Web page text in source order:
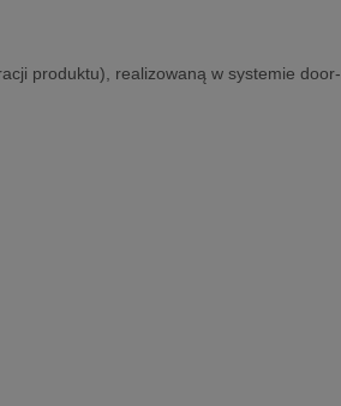
produktu), realizowaną w systemie door-